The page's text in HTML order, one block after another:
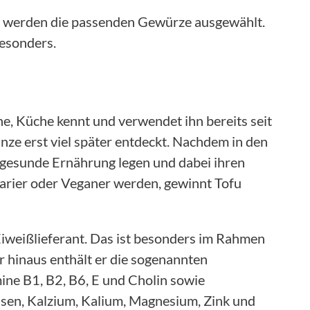
die passenden Gewürze ausgewählt.
Küche kennt und verwendet ihn bereits seit
erst viel später entdeckt. Nachdem in den
Ernährung legen und dabei ihren
oder Veganer werden, gewinnt Tofu
Das ist besonders im Rahmen
enthält er die sogenannten
B1, B2, B6, E und Cholin sowie
Kalzium, Kalium, Magnesium, Zink und